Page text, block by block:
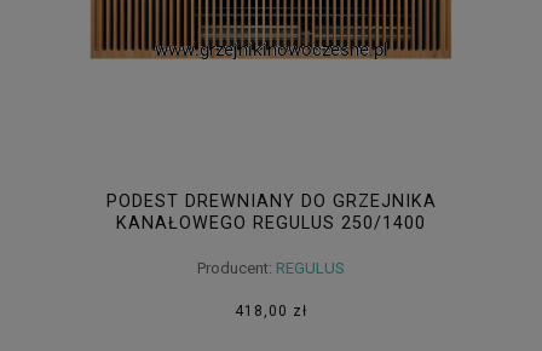
PODEST DREWNIANY DO GRZEJNIKA
KANAŁOWEGO REGULUS 250/1400
Producent: REGULUS
418,00 zł